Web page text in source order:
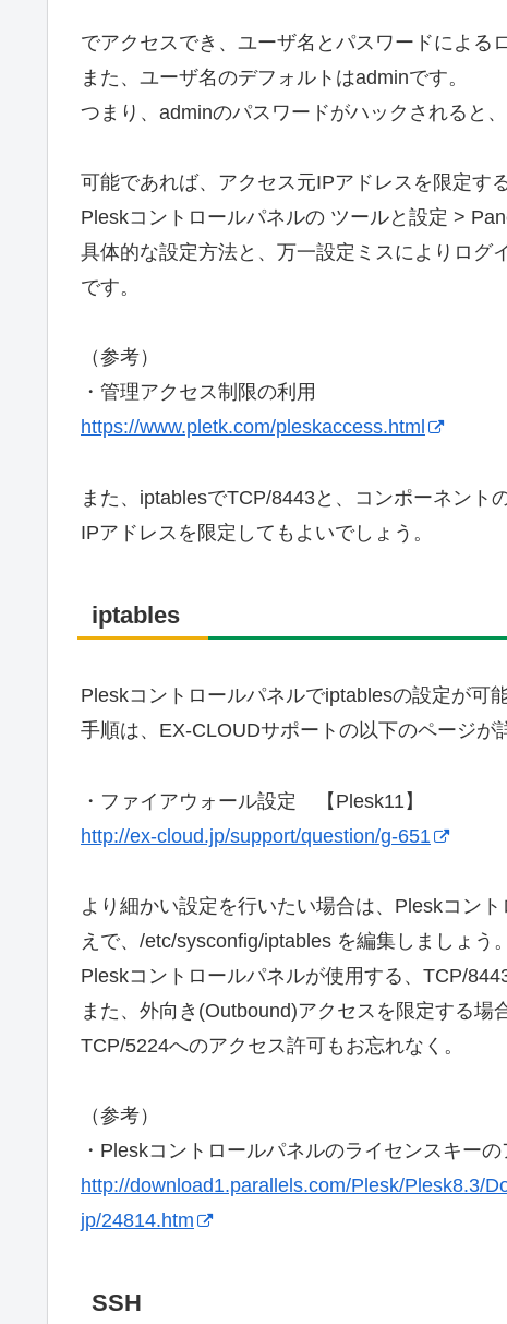
でアクセスでき、ユーザ名とパスワードによる
また、ユーザ名のデフォルトはadminです。
つまり、adminのパスワードがハックされると
可能であれば、アクセス元IPアドレスを限定す
Pleskコントロールパネルの ツールと設定 >
具体的な設定方法と、万一設定ミスによりログ
です。
（参考）
・管理アクセス制限の利用
https://www.pletk.com/pleskaccess.html
また、iptablesでTCP/8443と、コンポーネン
IPアドレスを限定してもよいでしょう。
iptables
Pleskコントロールパネルでiptablesの設定が可能
手順は、EX-CLOUDサポートの以下のページが
・ファイアウォール設定 【Plesk11】
http://ex-cloud.jp/support/question/g-651
より細かい設定を行いたい場合は、Pleskコン
えで、/etc/sysconfig/iptables を編集しましょう。
Pleskコントロールパネルが使用する、TCP/
また、外向き(Outbound)アクセスを限定する
TCP/5224へのアクセス許可もお忘れなく。
（参考）
・Pleskコントロールパネルのライセンスキー
http://download1.parallels.com/Plesk/Plesk8.3/
jp/24814.htm
SSH